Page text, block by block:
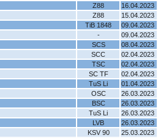
Z88 16.04.2023
Z88 15.04.2023
TiB 1848 09.04.2023
- 09.04.2023
SCS 08.04.2023
SCC 02.04.2023
TSC 02.04.2023
SC TF 02.04.2023
TuS Li 01.04.2023
OSC 26.03.2023
BSC 26.03.2023
TuS Li 26.03.2023
LVB 26.03.2023
KSV 90 25.03.2023